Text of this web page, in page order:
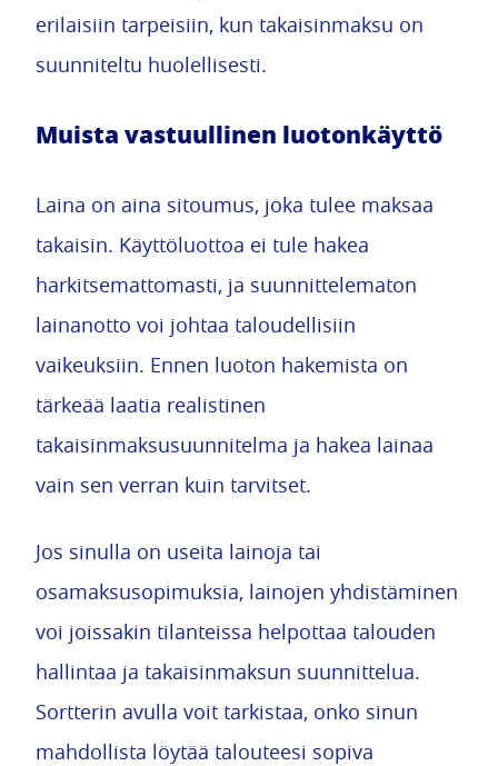
erilaisiin tarpeisiin, kun takaisinmaksu on
suunniteltu huolellisesti.
Muista vastuullinen luotonkäyttö
Laina on aina sitoumus, joka tulee maksaa
takaisin. Käyttöluottoa ei tule hakea
harkitsemattomasti, ja suunnittelematon
lainanotto voi johtaa taloudellisiin
vaikeuksiin. Ennen luoton hakemista on
tärkeää laatia realistinen
takaisinmaksusuunnitelma ja hakea lainaa
vain sen verran kuin tarvitset.
Jos sinulla on useita lainoja tai
osamaksusopimuksia, lainojen yhdistäminen
voi joissakin tilanteissa helpottaa talouden
hallintaa ja takaisinmaksun suunnittelua.
Sortterin avulla voit tarkistaa, onko sinun
mahdollista löytää talouteesi sopiva